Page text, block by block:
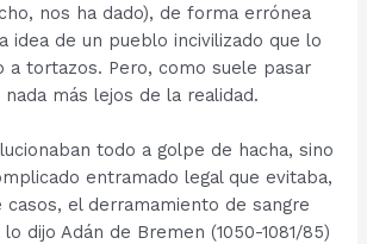
nos ha dado), de forma errónea
idea de un pueblo incivilizado que lo
a tortazos. Pero, como suele pasar
más lejos de la realidad.
todo a golpe de hacha, sino
entramado legal que evitaba,
casos, el derramamiento de sangre
dijo Adán de Bremen (1050-1081/85)